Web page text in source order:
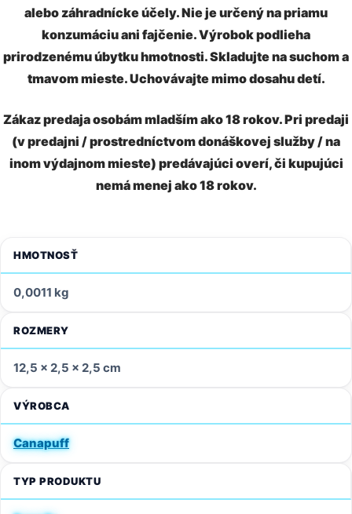
alebo záhradnícke účely. Nie je určený na priamu
konzumáciu ani fajčenie. Výrobok podlieha
prirodzenému úbytku hmotnosti. Skladujte na suchom a
tmavom mieste. Uchovávajte mimo dosahu detí.
Zákaz predaja osobám mladším ako 18 rokov. Pri predaji
(v predajni / prostredníctvom donáškovej služby / na
inom výdajnom mieste) predávajúci overí, či kupujúci
nemá menej ako 18 rokov.
HMOTNOSŤ
0,0011 kg
ROZMERY
12,5 × 2,5 × 2,5 cm
VÝROBCA
Canapuff
TYP PRODUKTU